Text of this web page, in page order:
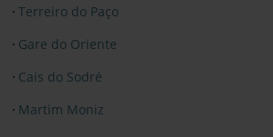
Terreiro do Paço
Gare do Oriente
Cais do Sodré
Martim Moniz